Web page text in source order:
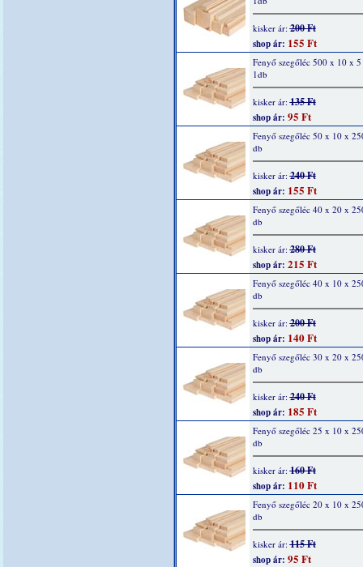
kisker ár:200 Ft
shop ár: 155 Ft
Fenyő szegőléc 500 x 10 x
1db
kisker ár:135 Ft
shop ár: 95 Ft
Fenyő szegőléc 50 x 10 x
db
kisker ár:240 Ft
shop ár: 155 Ft
Fenyő szegőléc 40 x 20 x
db
kisker ár:280 Ft
shop ár: 215 Ft
Fenyő szegőléc 40 x 10 x
db
kisker ár:200 Ft
shop ár: 140 Ft
Fenyő szegőléc 30 x 20 x
db
kisker ár:240 Ft
shop ár: 185 Ft
Fenyő szegőléc 25 x 10 x
db
kisker ár:160 Ft
shop ár: 110 Ft
Fenyő szegőléc 20 x 10 x
db
kisker ár:115 Ft
shop ár: 95 Ft